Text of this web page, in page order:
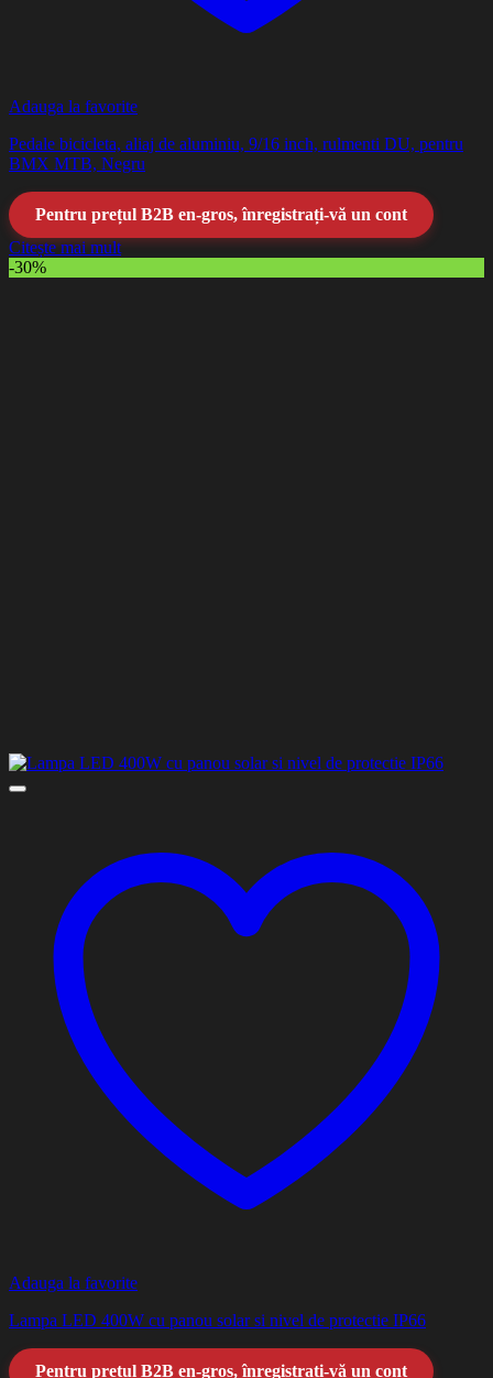
Adauga la favorite
Pedale bicicleta, aliaj de aluminiu, 9/16 inch, rulmenti DU, pentru
BMX MTB, Negru
Pentru prețul B2B en-gros, înregistrați-vă un cont
Citește mai mult
-30%
Adauga la favorite
Lampa LED 400W cu panou solar si nivel de protectie IP66
Pentru prețul B2B en-gros, înregistrați-vă un cont